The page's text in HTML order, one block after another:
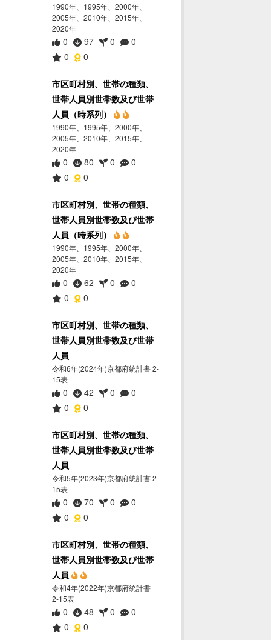
1990年、1995年、2000年、
2005年、2010年、2015年、
2020年
0 97 0
0
0
0
市区町村別、世帯の種類、
世帯人員別世帯数及び世帯
人員（時系列）
1990年、1995年、2000年、
2005年、2010年、2015年、
2020年
0 80 0
0
0
0
市区町村別、世帯の種類、
世帯人員別世帯数及び世帯
人員（時系列）
1990年、1995年、2000年、
2005年、2010年、2015年、
2020年
0 62 0
0
0
0
市区町村別、世帯の種類、
世帯人員別世帯数及び世帯
人員
令和6年(2024年)京都府統計書 2-
15表
0 42 0
0
0
0
市区町村別、世帯の種類、
世帯人員別世帯数及び世帯
人員
令和5年(2023年)京都府統計書 2-
15表
0 70 0
0
0
0
市区町村別、世帯の種類、
世帯人員別世帯数及び世帯
人員
令和4年(2022年)京都府統計書
2-15表
0 48 0
0
0
0